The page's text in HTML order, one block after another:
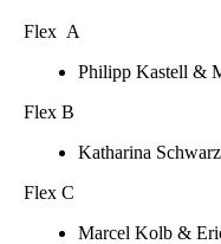
Flex A
Philipp Kastell &
Flex B
Katharina
Flex C
Marcel Kolb &